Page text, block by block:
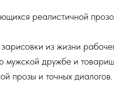
реалистичной
из жизни
мужской дружбе и
прозы и точных диалогов.